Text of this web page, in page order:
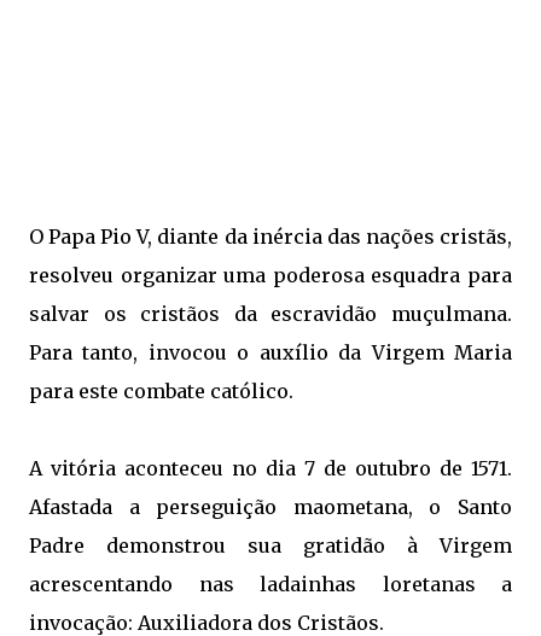
O Papa Pio V, diante da inércia das nações cristãs,
resolveu organizar uma poderosa esquadra para
salvar os cristãos da escravidão muçulmana.
Para tanto, invocou o auxílio da Virgem Maria
para este combate católico.
A vitória aconteceu no dia 7 de outubro de 1571.
Afastada a perseguição maometana, o Santo
Padre demonstrou sua gratidão à Virgem
acrescentando nas ladainhas loretanas a
invocação: Auxiliadora dos Cristãos.